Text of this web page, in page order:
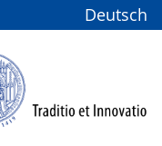
Deutsch